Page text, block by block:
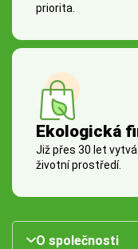
priorita.
Ekologická
Již přes 30 let
životní prostředí.
O společnosti